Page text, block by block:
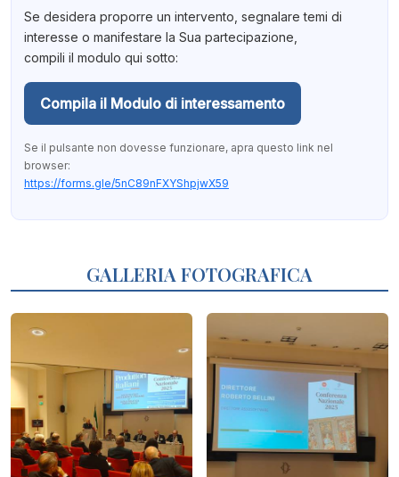
Se desidera proporre un intervento, segnalare temi di
interesse o manifestare la Sua partecipazione,
compili il modulo qui sotto:
Compila il Modulo di interessamento
Se il pulsante non dovesse funzionare, apra questo link nel
browser:
https://forms.gle/5nC89nFXYShpjwX59
GALLERIA FOTOGRAFICA